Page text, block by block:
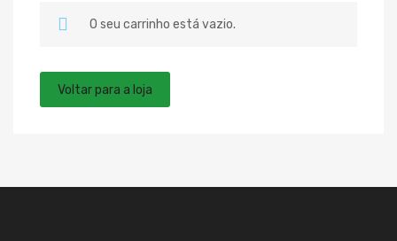
O seu carrinho está vazio.
Voltar para a loja